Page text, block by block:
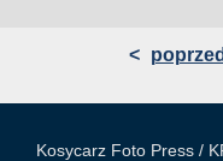
<
Kosycarz Foto Press /